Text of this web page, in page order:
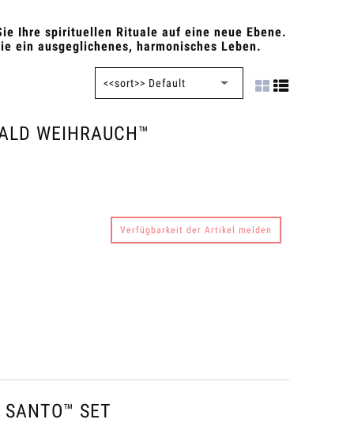
Ihre spirituellen Rituale auf eine neue Ebene.
ein ausgeglichenes, harmonisches Leben.
WEIHRAUCH™
Verfügbarkeit der Artikel melden
SANTO™ SET